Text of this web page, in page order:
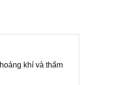
khí và thấm